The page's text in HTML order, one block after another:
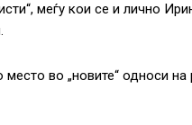
меѓу кои се и лично
во „новите“ односи на